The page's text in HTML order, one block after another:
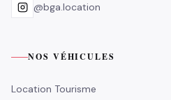
@bga.location
NOS VÉHICULES
Location Tourisme